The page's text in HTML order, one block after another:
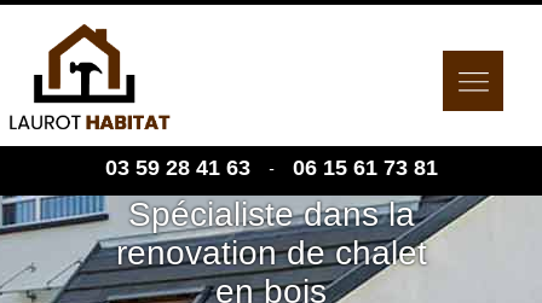
03 59 28 41 63 - 06 15 61 73 81
Spécialiste dans la
renovation de chalet
en bois